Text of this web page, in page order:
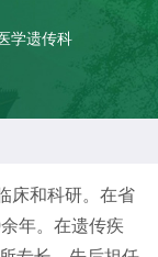
产科教研室/妇产科 医学遗传科
床和科研。在省
年。在遗传疾